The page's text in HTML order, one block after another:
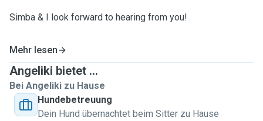
Simba & I look forward to hearing from you!
Mehr lesen
Angeliki bietet ...
Bei Angeliki zu Hause
Hundebetreuung
Dein Hund übernachtet beim Sitter zu Hause